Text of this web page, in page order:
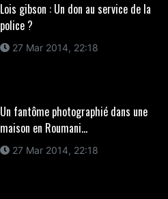
Lois gibson : Un don au service de la
police ?
27 Mar 2014, 22:18
Un fantôme photographié dans une
maison en Roumani...
27 Mar 2014, 22:18